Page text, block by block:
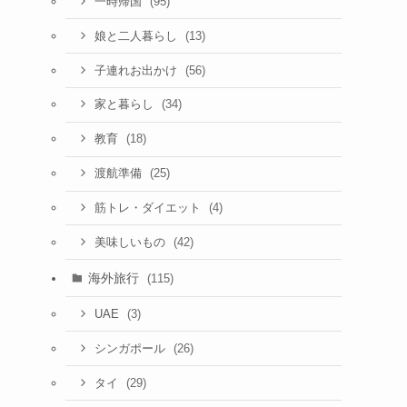
娘と二人暮らし (13)
子連れお出かけ (56)
家と暮らし (34)
教育 (18)
渡航準備 (25)
筋トレ・ダイエット (4)
美味しいもの (42)
海外旅行 (115)
UAE (3)
シンガポール (26)
タイ (29)